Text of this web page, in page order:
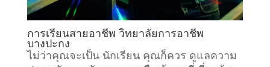
การเรียนสายอาชีพ วิทยาลัยการอาชีพ
บางปะกง
ไม่ว่าคุณจะเป็น นักเรียน คุณก็ควร ดูแลความ